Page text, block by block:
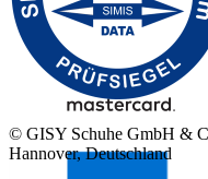
© GISY Schuhe GmbH &
Hannover, Deutschland